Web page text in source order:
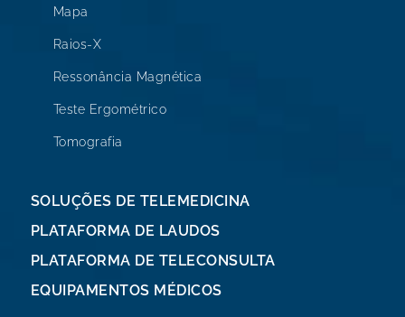
Mapa
Raios-X
Ressonância Magnética
Teste Ergométrico
Tomografia
SOLUÇÕES DE TELEMEDICINA
PLATAFORMA DE LAUDOS
PLATAFORMA DE TELECONSULTA
EQUIPAMENTOS MÉDICOS